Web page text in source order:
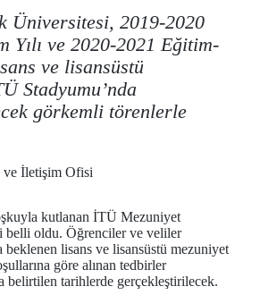
Üniversitesi, 2019-2020
Yılı ve 2020-2021 Eğitim-
ve lisansüstü
Stadyumu’nda
görkemli törenlerle
İletişim Ofisi
kutlanan İTÜ Mezuniyet
belli oldu. Öğrenciler ve veliler
beklenen lisans ve lisansüstü mezuniyet
göre alınan tedbirler
belirtilen tarihlerde gerçekleştirilecek.